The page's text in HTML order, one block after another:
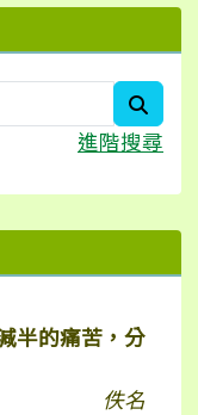
進階搜尋
半的痛苦，分
佚名